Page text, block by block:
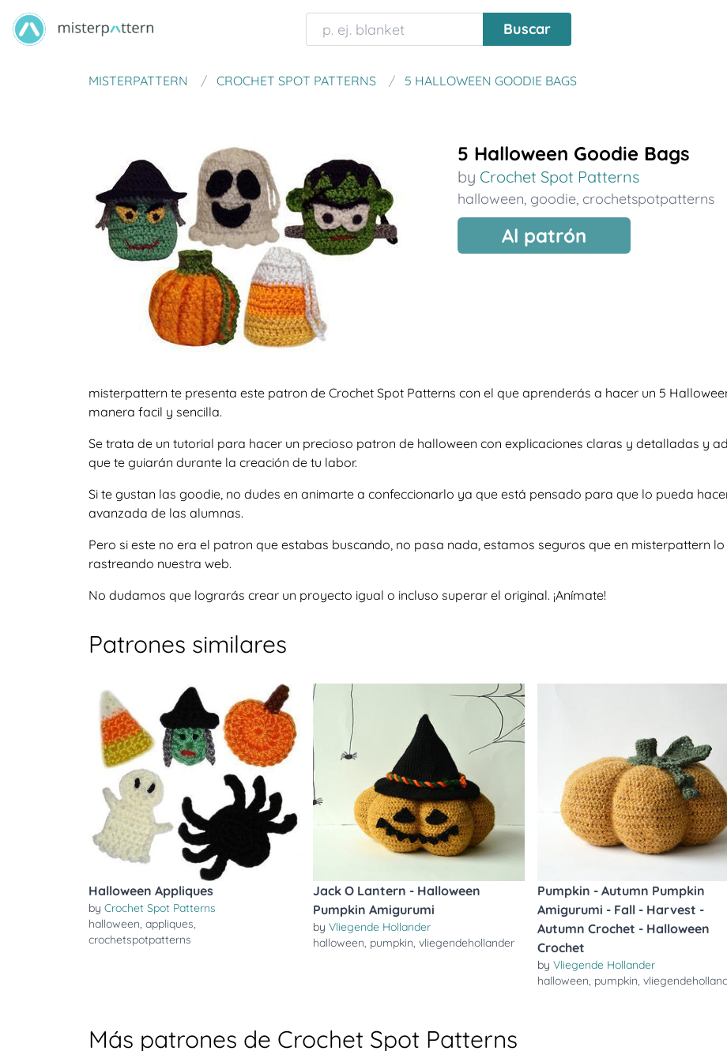
MISTERPATTERN CROCHET SPOT PATTERNS 5 HALLOWEEN GOODIE BAGS
5 Halloween Goodie Bags
by Crochet Spot Patterns
halloween, goodie, crochetspotpatterns
Al patrón
misterpattern te presenta este patron de Crochet Spot Patterns con el que aprenderás a hacer un 5
manera facil y sencilla.
Se trata de un tutorial para hacer un precioso patron de halloween con explicaciones claras y detalladas y
que te guiarán durante la creación de tu labor.
Si te gustan las goodie, no dudes en animarte a confeccionarlo ya que está pensado para que lo pueda
avanzada de las alumnas.
Pero si este no era el patron que estabas buscando, no pasa nada, estamos seguros que en misterpattern
rastreando nuestra web.
No dudamos que lograrás crear un proyecto igual o incluso superar el original. ¡Anímate!
Patrones similares
Halloween Appliques
by Crochet Spot Patterns
halloween, appliques,
crochetspotpatterns
Jack O Lantern - Halloween
Pumpkin Amigurumi
by Vliegende Hollander
halloween, pumpkin, vliegendehollander
Pumpkin - Autumn Pumpkin
Amigurumi - Fall - Harvest -
Autumn Crochet - Halloween
Crochet
by Vliegende Hollander
halloween, pumpkin,
Más patrones de Crochet Spot Patterns